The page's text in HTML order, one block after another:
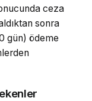
ceza
sonra
gün) ödeme